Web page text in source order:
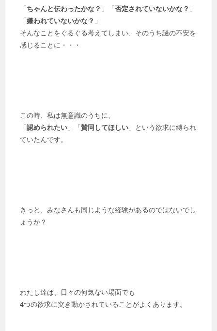
「ちゃんと伝わったかな？ 」「否定されていないかな？ 」
「嫌われていないかな？ 」
そんなことをぐるぐる考えてしまい、そのうち謎の不安を
感じることに・・・
この時、私は無意識のうちに、
「認められたい 」「賛同してほしい 」という欲求に縛られ
ていたんです。
きっと、みなさんも同じような経験があるのではないでし
ょうか？
わたし達は、日々の何気ない場面でも
4つの欲求に突き動かされていることがよくあります。